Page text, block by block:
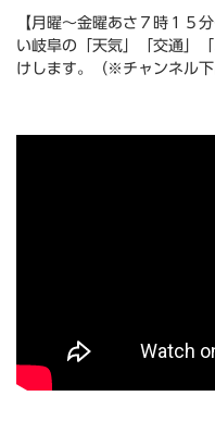
【月曜～金曜あさ７時１５
い岐阜の「天気」「交通」
けします。（※チャンネル下